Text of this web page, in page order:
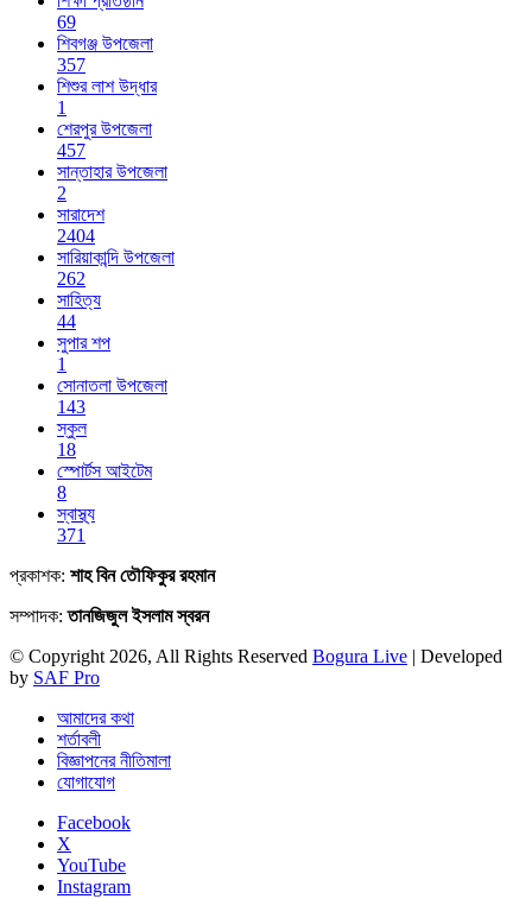
69
শিবগঞ্জ উপজেলা
357
শিশুর লাশ উদ্ধার
1
শেরপুর উপজেলা
457
সান্তাহার উপজেলা
2
সারাদেশ
2404
সারিয়াকান্দি উপজেলা
262
সাহিত্য
44
সুপার শপ
1
সোনাতলা উপজেলা
143
স্কুল
18
স্পোর্টস আইটেম
8
স্বাস্থ্য
371
প্রকাশক: শাহ বিন তৌফিকুর রহমান
সম্পাদক:তানজিজুল ইসলাম স্বরন
© Copyright 2026, All Rights Reserved Bogura Live | Developed
by SAF Pro
আমাদের কথা
শর্তাবলী
বিজ্ঞাপনের নীতিমালা
যোগাযোগ
Facebook
X
YouTube
Instagram